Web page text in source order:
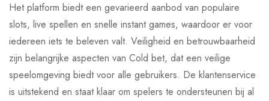
Het platform biedt een gevarieerd aanbod van populaire
slots, live spellen en snelle instant games, waardoor er voor
iedereen iets te beleven valt. Veiligheid en betrouwbaarheid
zijn belangrijke aspecten van Cold bet, dat een veilige
speelomgeving biedt voor alle gebruikers. De klantenservice
is uitstekend en staat klaar om spelers te ondersteunen bij al